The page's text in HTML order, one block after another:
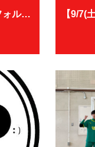
【11/4(月) U13 TRM vs FCフォルテ】